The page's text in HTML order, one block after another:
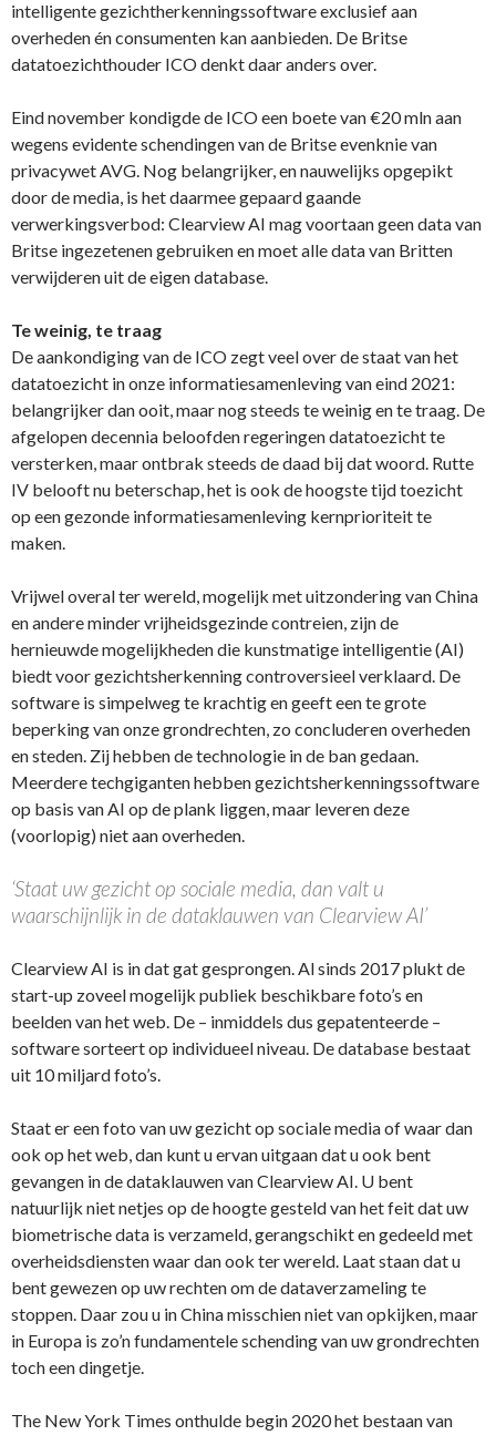
intelligente gezichtherkenningssoftware exclusief aan
overheden én consumenten kan aanbieden. De Britse
datatoezichthouder ICO denkt daar anders over.
Eind november kondigde de ICO een boete van €20 mln aan
wegens evidente schendingen van de Britse evenknie van
privacywet AVG. Nog belangrijker, en nauwelijks opgepikt
door de media, is het daarmee gepaard gaande
verwerkingsverbod: Clearview AI mag voortaan geen data van
Britse ingezetenen gebruiken en moet alle data van Britten
verwijderen uit de eigen database.
Te weinig, te traag
De aankondiging van de ICO zegt veel over de staat van het
datatoezicht in onze informatiesamenleving van eind 2021:
belangrijker dan ooit, maar nog steeds te weinig en te traag. De
afgelopen decennia beloofden regeringen datatoezicht te
versterken, maar ontbrak steeds de daad bij dat woord. Rutte
IV belooft nu beterschap, het is ook de hoogste tijd toezicht
op een gezonde informatiesamenleving kernprioriteit te
maken.
Vrijwel overal ter wereld, mogelijk met uitzondering van China
en andere minder vrijheidsgezinde contreien, zijn de
hernieuwde mogelijkheden die kunstmatige intelligentie (AI)
biedt voor gezichtsherkenning controversieel verklaard. De
software is simpelweg te krachtig en geeft een te grote
beperking van onze grondrechten, zo concluderen overheden
en steden. Zij hebben de technologie in de ban gedaan.
Meerdere techgiganten hebben gezichtsherkenningssoftware
op basis van AI op de plank liggen, maar leveren deze
(voorlopig) niet aan overheden.
‘Staat uw gezicht op sociale media, dan valt u
waarschijnlijk in de dataklauwen van Clearview AI’
Clearview AI is in dat gat gesprongen. Al sinds 2017 plukt de
start-up zoveel mogelijk publiek beschikbare foto’s en
beelden van het web. De – inmiddels dus gepatenteerde –
software sorteert op individueel niveau. De database bestaat
uit 10 miljard foto’s.
Staat er een foto van uw gezicht op sociale media of waar dan
ook op het web, dan kunt u ervan uitgaan dat u ook bent
gevangen in de dataklauwen van Clearview AI. U bent
natuurlijk niet netjes op de hoogte gesteld van het feit dat uw
biometrische data is verzameld, gerangschikt en gedeeld met
overheidsdiensten waar dan ook ter wereld. Laat staan dat u
bent gewezen op uw rechten om de dataverzameling te
stoppen. Daar zou u in China misschien niet van opkijken, maar
in Europa is zo’n fundamentele schending van uw grondrechten
toch een dingetje.
The New York Times onthulde begin 2020 het bestaan van